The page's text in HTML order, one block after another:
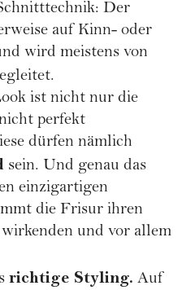
Der
auf Kinn- oder
wird meistens von
ist nicht nur die
perfekt
dürfen nämlich
sein. Und genau das
einzigartigen
die Frisur ihren
und vor allem
richtige Styling. Auf